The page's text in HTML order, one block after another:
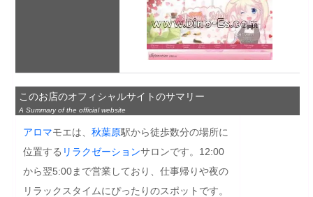
このお店のオフィシャルサイトのサマリー
A Summary of the official website
アロマモエは、 秋葉原駅から徒歩数分の場所に
位置する リラクゼーションサロンです。12:00
から翌5:00まで営業しており、仕事帰りや夜の
リラックスタイムにぴったりのスポットです。